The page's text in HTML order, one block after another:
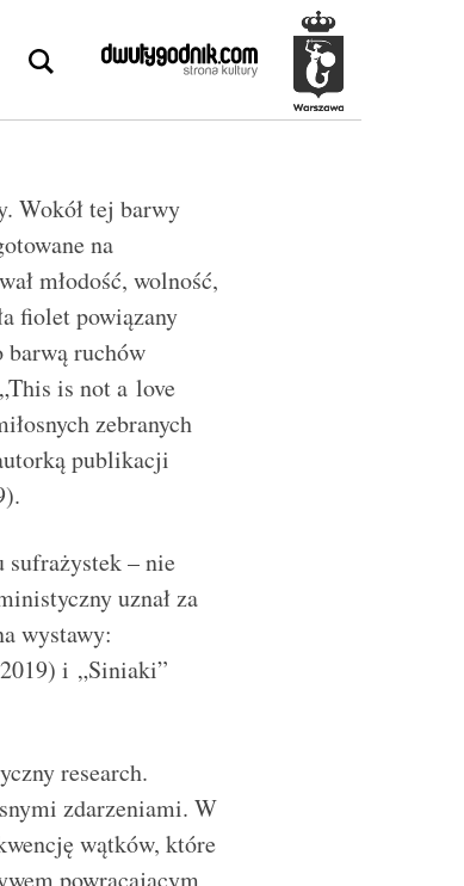
Wokół tej barwy
na
młodość, wolność,
fiolet powiązany
barwą ruchów
is not a love
zebranych
publikacji
sufrażystek – nie
uznał za
wystawy:
i „Siniaki”
research.
zdarzeniami. W
wątków, które
powracającym